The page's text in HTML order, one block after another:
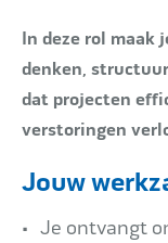
In deze rol maak
denken,
dat projecten
verstoringen
Jouw
Je ontvangt